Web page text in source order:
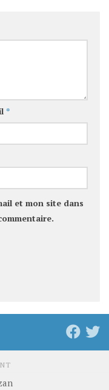
*
et mon site dans